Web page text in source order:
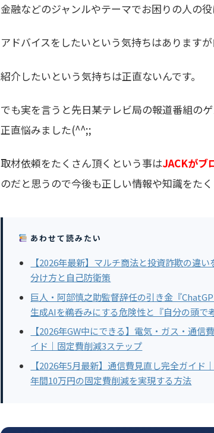
金融などのジャンルやテーマでお困りの人の役
アドバイスをしたいという気持ちはあります
紹介したいという気持ちは正直ないんです。
でも実を言うと先日某テレビ局の報道番組の
正直悩みました(^^;;
取材依頼をたくさん頂くという事はJACKがブ
のだと思うので今後も正しい情報や知識をた
あわせて読みたい
【2026年最新】マルチ商法と投資詐欺の違
分け方と自己防衛策
巨人・阿部慎之助監督辞任の引き金『
生成AIを鵜呑みにする危険性と『自分の頭で
【2026年GW中にできる】電気・ガス・通
イド｜固定費削減3ステップ
【2026年5月最新】通信費見直し完全ガイド
年間10万円の固定費削減を実現する方法